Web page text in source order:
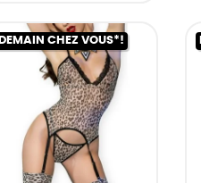
DEMAIN CHEZ VOUS*!